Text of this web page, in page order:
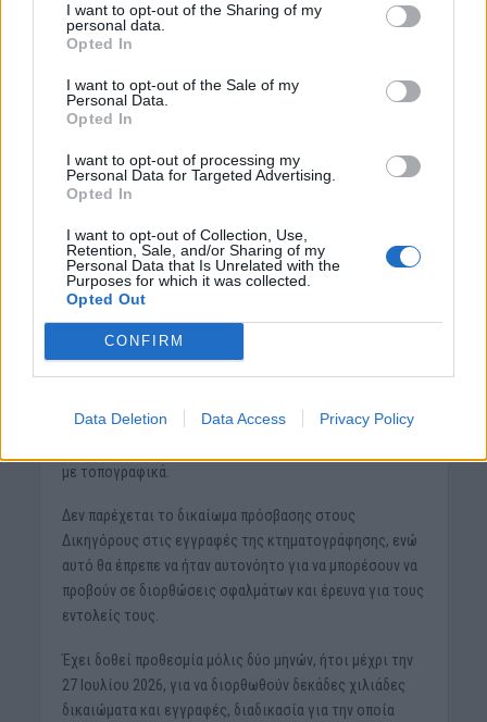
I want to opt-out of the Sharing of my
personal data.
Opted In
I want to opt-out of the Sale of my
Personal Data.
Opted In
I want to opt-out of processing my
Personal Data for Targeted Advertising.
Opted In
I want to opt-out of Collection, Use,
Retention, Sale, and/or Sharing of my
Personal Data that Is Unrelated with the
Purposes for which it was collected.
Opted Out
CONFIRM
Data Deletion Data Access Privacy Policy
παρεμβάσεις, πλην όμως αυτές δεν έχουν υιοθετηθεί
από τα συναρμόδια Υπουργεία, μολονότι αναγνωρίζεται
Τα ασφυκτικά όρια χρηματοδότησης του έργου από το
δικαιολογούν την προχειρότητα των αποτελεσμάτων
της κτηματογράφησης, κατά τα οποία σε πλείστες όσες
τα προσκομισθέντα από τους πολίτες στοιχεία.
Τις ίδιες ανησυχίες εκφράζουν όλοι οι Δικηγορικοί
Σύλλογοι, ήδη κατά την Ολομέλεια των Δικηγορικών
Συλλόγων Κρήτης την 23η Μαΐου 2026.
Ώστε ενόψει του γεγονότος ότι:
Υπάρχουν σφάλματα μη ορθής αποτύπωσης στον χάρτη
με τοπογραφικά.
Δεν παρέχεται το δικαίωμα πρόσβασης στους
Δικηγόρους στις εγγραφές της κτηματογράφησης, ενώ
αυτό θα έπρεπε να ήταν αυτονόητο για να μπορέσουν να
προβούν σε διορθώσεις σφαλμάτων και έρευνα για τους
εντολείς τους.
Έχει δοθεί προθεσμία μόλις δύο μηνών, ήτοι μέχρι την
27 Ιουλίου 2026, για να διορθωθούν δεκάδες χιλιάδες
δικαιώματα και εγγραφές, διαδικασία για την οποία